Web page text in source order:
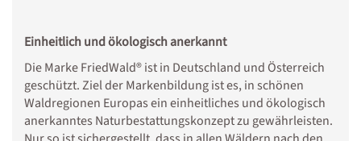
Einheitlich und ökologisch anerkannt
Die Marke FriedWald® ist in Deutschland und Österreich
geschützt. Ziel der Markenbildung ist es, in schönen
Waldregionen Europas ein einheitliches und ökologisch
anerkanntes Naturbestattungskonzept zu gewährleisten.